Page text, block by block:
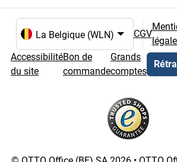
Choix de la langue et du pays
CGV
Accessibilité
du site
Bon de
commande
Grands
comptes